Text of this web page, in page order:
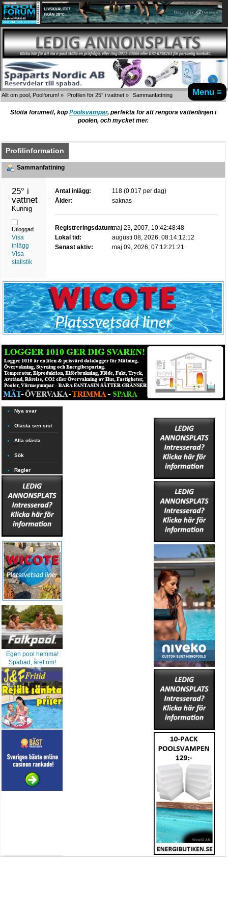
Menu ≡
Allt om pool, Poolforum! » Profilen för 25° i vattnet » Sammanfattning
Stötta forumet!, köp Poolsvampar, perfekta för att rengöra vattenlinjen i
poolen, och mycket mer.
Profilinformation
Sammanfattning
25° i
Kunnig
Utloggad
Visa
inlägg
Visa
statistik
Antal inlägg:
118 (0.017 per dag)
Ålder:
saknas
Registreringsdatum:maj 23, 2007, 10:42:48:48
Lokal tid:
augusti 08, 2026, 08:14:12:12
Senast aktiv:
maj 09, 2026, 07:12:21:21
Nya svar
Olästa sen sist
Alla olästa
Sök
Regler
Egen pool hemma!
Spabad, året om!